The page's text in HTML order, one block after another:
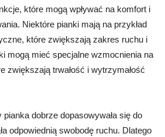
które mogą wpływać na komfort i
Niektóre pianki mają na przykład
które zwiększają zakres ruchu i
mogą mieć specjalne wzmocnienia na
zwiększają trwałość i wytrzymałość
dobrze dopasowywała się do
odpowiednią swobodę ruchu. Dlatego